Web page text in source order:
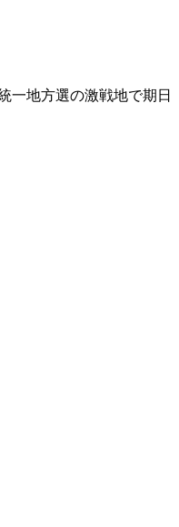
一地方選の激戦地で期日